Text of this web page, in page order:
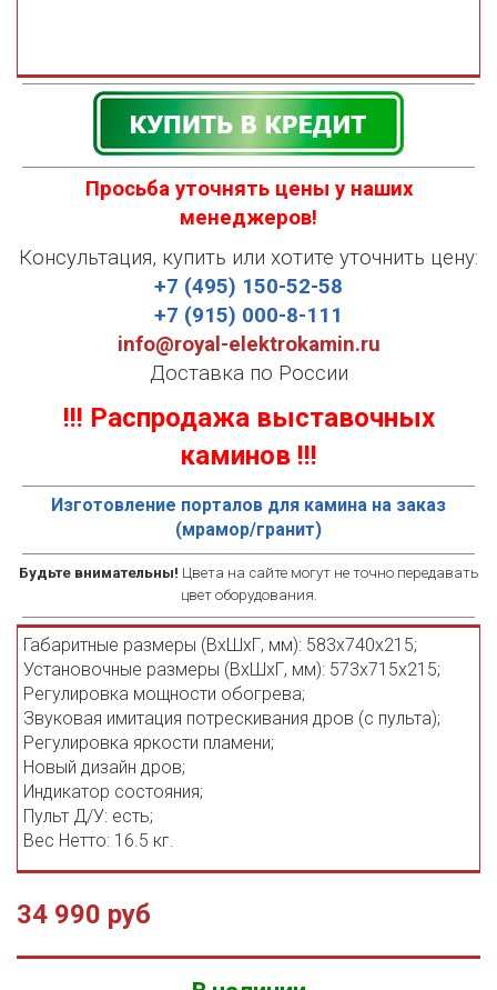
Просьба уточнять цены у наших
менеджеров!
Консультация, купить или хотите уточнить цену:
+7 (495) 150-52-58
+7 (915) 000-8-111
info@royal-elektrokamin.ru
Доставка по России
!!! Распродажа выставочных
каминов !!!
Изготовление порталов для камина на заказ
(мрамор/гранит)
Будьте внимательны! Цвета на сайте могут не точно передавать
цвет оборудования.
Габаритные размеры (ВхШхГ, мм): 583x740x215;
Установочные размеры (ВхШхГ, мм): 573х715х215;
Регулировка мощности обогрева;
Звуковая имитация потрескивания дров (с пульта);
Регулировка яркости пламени;
Новый дизайн дров;
Индикатор состояния;
Пульт Д/У: есть;
Вес Нетто: 16.5 кг.
34 990 руб